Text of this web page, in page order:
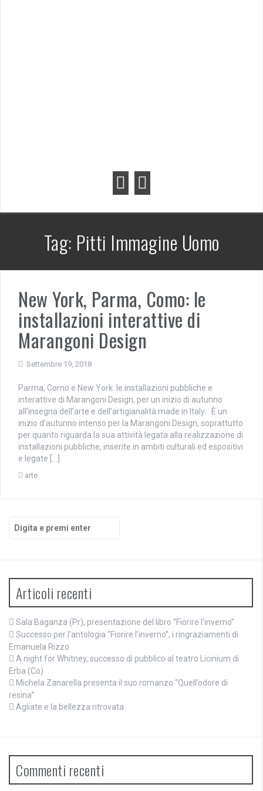
Tag: Pitti Immagine Uomo
New York, Parma, Como: le
installazioni interattive di
Marangoni Design
Settembre 19, 2018
Parma, Como e New York: le installazioni pubbliche e
interattive di Marangoni Design, per un inizio di autunno
all’insegna dell’arte e dell’artigianalità made in Italy. È un
inizio d’autunno intenso per la Marangoni Design, soprattutto
per quanto riguarda la sua attività legata alla realizzazione di
installazioni pubbliche, inserite in ambiti culturali ed espositivi
e legate […]
arte
Articoli recenti
Sala Baganza (Pr), presentazione del libro “Fiorire l’inverno”
Successo per l’antologia “Fiorire l’inverno”, i ringraziamenti di
Emanuela Rizzo
A night for Whitney, successo di pubblico al teatro Licinium di
Erba (Co)
Michela Zanarella presenta il suo romanzo “Quell’odore di
resina”
Agliate e la bellezza ritrovata
Commenti recenti